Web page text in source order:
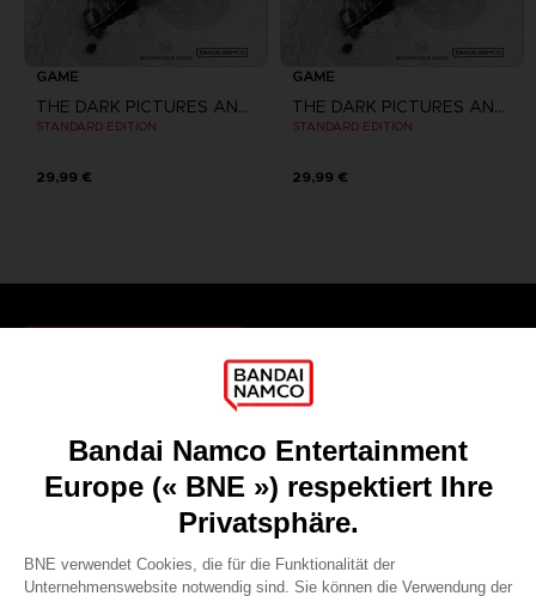
GAME
THE DARK PICTURES ANTHOLOGY: THE DEVIL IN ME
STANDARD EDITION
29,99 €
GAME
THE DARK PICTURES ANTHOLOGY: THE DEVIL IN ME
STANDARD EDITION
29,99 €
Recruitment
Licensing
DO YOU HAVE A QUESTION?
REGISTER A GAME